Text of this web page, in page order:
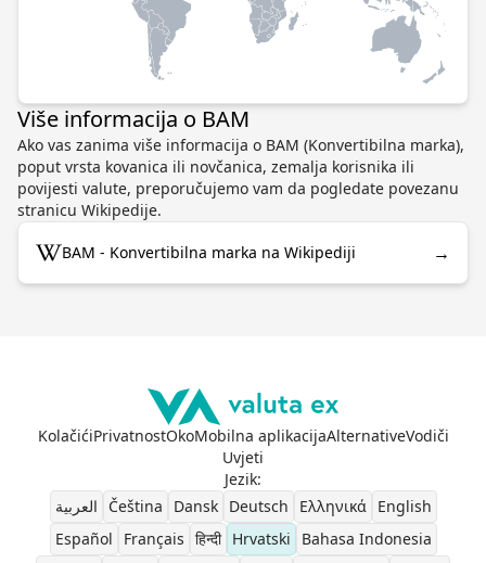
Više informacija o BAM
Ako vas zanima više informacija o BAM (Konvertibilna marka),
poput vrsta kovanica ili novčanica, zemalja korisnika ili
povijesti valute, preporučujemo vam da pogledate povezanu
stranicu Wikipedije.
BAM - Konvertibilna marka na Wikipediji →
KolačićiPrivatnostOkoMobilna aplikacijaAlternativeVodiči
Uvjeti
Jezik:
العربية
Čeština Dansk Deutsch Ελληνικά
English
Español
Français हिन्दी Hrvatski
Bahasa Indonesia